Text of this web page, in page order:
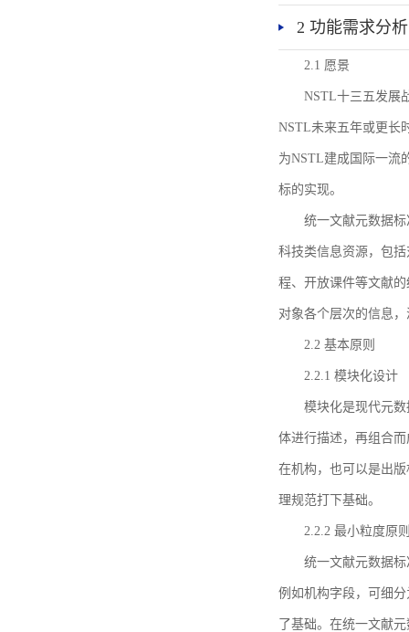
2 功能需求分析
2.1 愿景
NSTL十三五发展
NSTL未来五年或更长
为NSTL建成国际一流
标的实现。
统一文献元数据
科技类信息资源，包
程、开放课件等文献
对象各个层次的信息
2.2 基本原则
2.2.1 模块化设计
模块化是现代元
体进行描述，再组合
在机构，也可以是出
理规范打下基础。
2.2.2 最小粒度原
统一文献元数据
例如机构字段，可细
了基础。在统一文献